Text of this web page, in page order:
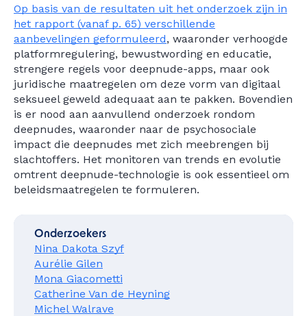
Op basis van de resultaten uit het onderzoek zijn in
het rapport (vanaf p. 65) verschillende
aanbevelingen geformuleerd, waaronder verhoogde
platformregulering, bewustwording en educatie,
strengere regels voor deepnude-apps, maar ook
juridische maatregelen om deze vorm van digitaal
seksueel geweld adequaat aan te pakken. Bovendien
is er nood aan aanvullend onderzoek rondom
deepnudes, waaronder naar de psychosociale
impact die deepnudes met zich meebrengen bij
slachtoffers. Het monitoren van trends en evolutie
omtrent deepnude-technologie is ook essentieel om
beleidsmaatregelen te formuleren.
Onderzoekers
Nina Dakota Szyf
Aurélie Gilen
Mona Giacometti
Catherine Van de Heyning
Michel Walrave